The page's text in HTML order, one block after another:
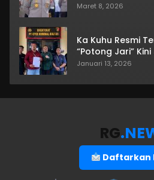
Maret 8, 2026
Ka Kuhu Resmi
“Potong Jari”
Januari 13, 2026
RG
Daftarkan